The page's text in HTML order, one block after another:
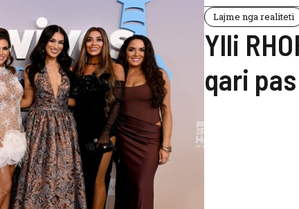
Lajme nga realiteti
Ylli
qari